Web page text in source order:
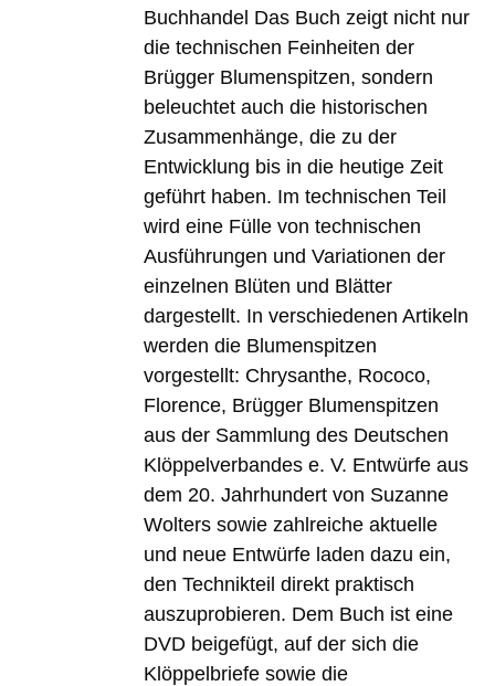
Buchhandel Das Buch zeigt nicht nur
die technischen Feinheiten der
Brügger Blumenspitzen, sondern
beleuchtet auch die historischen
Zusammenhänge, die zu der
Entwicklung bis in die heutige Zeit
geführt haben. Im technischen Teil
wird eine Fülle von technischen
Ausführungen und Variationen der
einzelnen Blüten und Blätter
dargestellt. In verschiedenen Artikeln
werden die Blumenspitzen
vorgestellt: Chrysanthe, Rococo,
Florence, Brügger Blumenspitzen
aus der Sammlung des Deutschen
Klöppelverbandes e. V. Entwürfe aus
dem 20. Jahrhundert von Suzanne
Wolters sowie zahlreiche aktuelle
und neue Entwürfe laden dazu ein,
den Technikteil direkt praktisch
auszuprobieren. Dem Buch ist eine
DVD beigefügt, auf der sich die
Klöppelbriefe sowie die